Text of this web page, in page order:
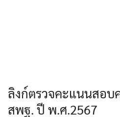
ลิงก์ตรวจคะแนนสอบ
สพฐ. ปี พ.ศ.2567